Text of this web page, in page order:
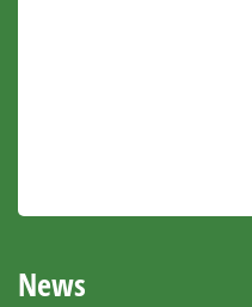
News